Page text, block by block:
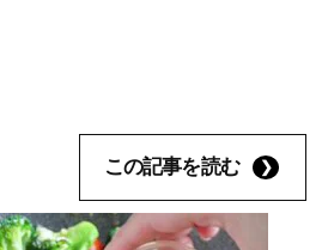
この記事を読む